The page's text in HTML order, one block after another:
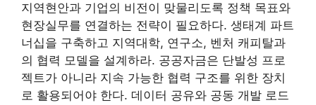
지역현안과 기업의 비전이 맞물리도록 정책 목표와
현장실무를 연결하는 전략이 필요하다. 생태계 파트
너십을 구축하고 지역대학, 연구소, 벤처 캐피탈과
의 협력 모델을 설계하라. 공공자금은 단발성 프로
젝트가 아니라 지속 가능한 협력 구조를 위한 장치
로 활용되어야 한다. 데이터 공유와 공동 개발 로드